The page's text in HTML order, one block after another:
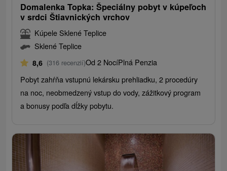
Domalenka Topka: Špeciálny pobyt v kúpeľoch
v srdci Štiavnických vrchov
Kúpele Sklené Teplice
Sklené Teplice
8,6 (316 recenzií)Od 2 NocíPlná Penzia
Pobyt zahŕňa vstupnú lekársku prehliadku, 2 procedúry
na noc, neobmedzený vstup do vody, zážitkový program
a bonusy podľa dĺžky pobytu.